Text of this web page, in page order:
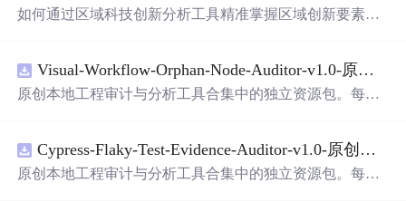
需要将手写数字输入系统，它将立即给出准确的识别结
是一个非常方便和实用的工具，你一定会喜欢它的！
如何通过区域科技创新分析工具精准掌握区域创新要素分
Visual-Workflow-Orphan-Node-Auditor-v1.0-原创源码与文档.zip
原创本地工程审计与分析工具合集中的独立资源包。每个
README、运行说明、功能清单、MIT License及原创与授
权声明。解压后进入project目录，执行npm test验证算法，
Cypress-Flaky-Test-Evidence-Auditor-v1.0-原创源码与文档.zip
原创本地工程审计与分析工具合集中的独立资源包。每个